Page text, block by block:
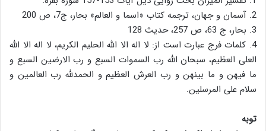
2. آسمان و جهان، ترجمه کتاب «اسما و العالم» بحار، ج7، ص 200
3. بحار، ج 63، ص 257، حدیث 128
4. کلمات فرج عبارت است از: لا اله الا الله الحلیم الکریم، لا اله الا الله
العلی العظیم، سبحان الله رب السموات السبع و رب الارضین السبع و
ما فیهن و ما بینهن و رب العرش العظیم و الحمدلله رب العالمین و
سلام علی المرسلین.
توبه